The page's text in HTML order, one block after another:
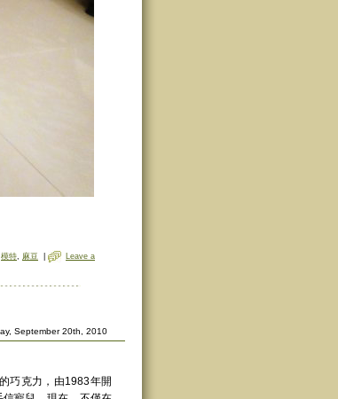
模特, 麻豆
Leave a
September 20th, 2010
巧克力，由1983年開